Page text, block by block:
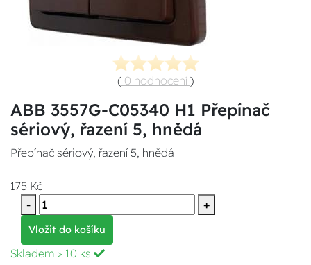
( 0 hodnocení )
ABB 3557G-C05340 H1 Přepínač
sériový, řazení 5, hnědá
Přepínač sériový, řazení 5, hnědá
175 Kč
-
+
Vložit do košíku
Skladem > 10 ks